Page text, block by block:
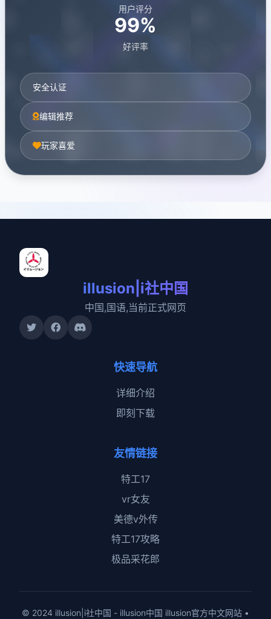
用户评分
99%
好评率
安全认证
编辑推荐
玩家喜爱
illusion|i社中国
中国,国语,当前正式网页
快速导航
详细介绍
即刻下载
友情链接
特工17
vr女友
美德v外传
特工17攻略
极品采花郎
© 2024 illusion|i社中国 - illusion中国 illusion官方中文网站 •